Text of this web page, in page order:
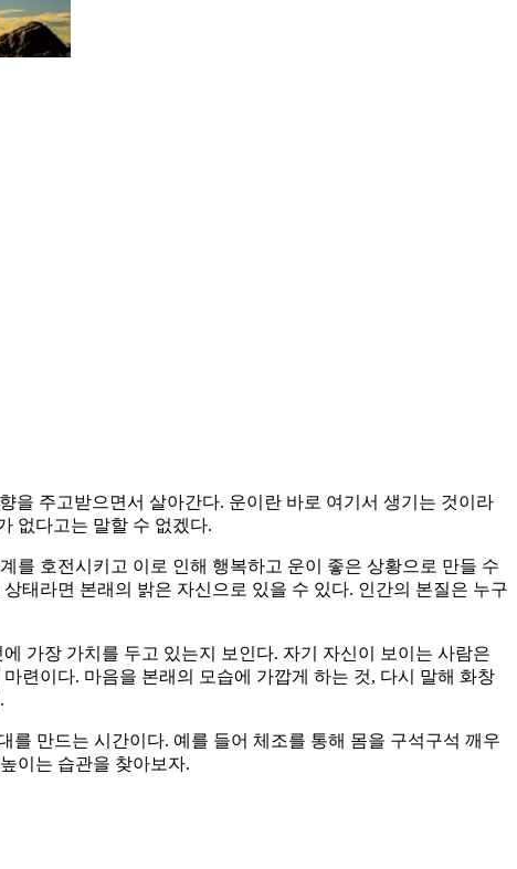
을 주고받으면서 살아간다. 운이란 바로 여기서 생기는 것이라
없다고는 말할 수 없겠다.
를 호전시키고 이로 인해 행복하고 운이 좋은 상황으로 만들 수
태라면 본래의 밝은 자신으로 있을 수 있다. 인간의 본질은 누구
가장 가치를 두고 있는지 보인다. 자기 자신이 보이는 사람은
련이다. 마음을 본래의 모습에 가깝게 하는 것, 다시 말해 화창
를 만드는 시간이다. 예를 들어 체조를 통해 몸을 구석구석 깨우
이는 습관을 찾아보자.